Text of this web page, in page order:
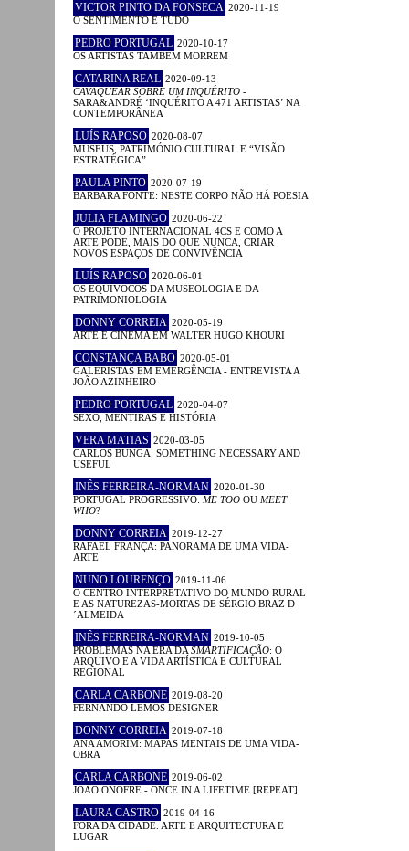
VICTOR PINTO DA FONSECA 2020-11-19
O SENTIMENTO É TUDO
PEDRO PORTUGAL 2020-10-17
OS ARTISTAS TAMBÉM MORREM
CATARINA REAL 2020-09-13
CAVAQUEAR SOBRE UM INQUÉRITO -
SARA&ANDRÉ ‘INQUÉRITO A 471 ARTISTAS’ NA
CONTEMPORÂNEA
LUÍS RAPOSO 2020-08-07
MUSEUS, PATRIMÓNIO CULTURAL E “VISÃO
ESTRATÉGICA”
PAULA PINTO 2020-07-19
BÁRBARA FONTE: NESTE CORPO NÃO HÁ POESIA
JULIA FLAMINGO 2020-06-22
O PROJETO INTERNACIONAL 4CS E COMO A
ARTE PODE, MAIS DO QUE NUNCA, CRIAR
NOVOS ESPAÇOS DE CONVIVÊNCIA
LUÍS RAPOSO 2020-06-01
OS EQUÍVOCOS DA MUSEOLOGIA E DA
PATRIMONIOLOGIA
DONNY CORREIA 2020-05-19
ARTE E CINEMA EM WALTER HUGO KHOURI
CONSTANÇA BABO 2020-05-01
GALERISTAS EM EMERGÊNCIA - ENTREVISTA A
JOÃO AZINHEIRO
PEDRO PORTUGAL 2020-04-07
SEXO, MENTIRAS E HISTÓRIA
VERA MATIAS 2020-03-05
CARLOS BUNGA: SOMETHING NECESSARY AND
USEFUL
INÊS FERREIRA-NORMAN 2020-01-30
PORTUGAL PROGRESSIVO: ME TOO OU MEET
WHO?
DONNY CORREIA 2019-12-27
RAFAEL FRANÇA: PANORAMA DE UMA VIDA-
ARTE
NUNO LOURENÇO 2019-11-06
O CENTRO INTERPRETATIVO DO MUNDO RURAL
E AS NATUREZAS-MORTAS DE SÉRGIO BRAZ D
´ALMEIDA
INÊS FERREIRA-NORMAN 2019-10-05
PROBLEMAS NA ERA DA SMARTIFICAÇÃO: O
ARQUIVO E A VIDA ARTÍSTICA E CULTURAL
REGIONAL
CARLA CARBONE 2019-08-20
FERNANDO LEMOS DESIGNER
DONNY CORREIA 2019-07-18
ANA AMORIM: MAPAS MENTAIS DE UMA VIDA-
OBRA
CARLA CARBONE 2019-06-02
JOÃO ONOFRE - ONCE IN A LIFETIME [REPEAT]
LAURA CASTRO 2019-04-16
FORA DA CIDADE. ARTE E ARQUITECTURA E
LUGAR